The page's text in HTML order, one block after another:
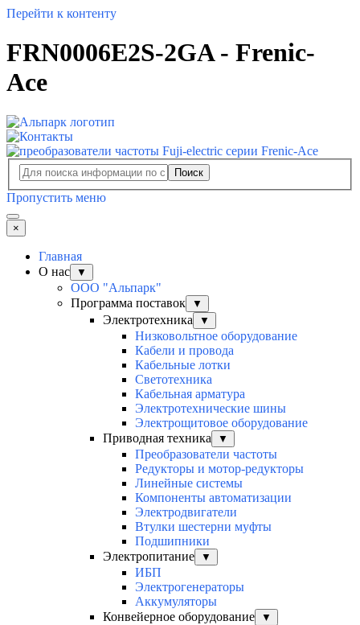
Перейти к контенту
FRN0006E2S-2GA - Frenic-
Ace
Поиск
Пропустить меню
×
Главная
О нас
▼
ООО "Альпарк"
Программа поставок
▼
Электротехника ▼
Низковольтное оборудование
Кабели и провода
Кабельные лотки
Светотехника
Кабельная арматура
Электротехнические шины
Электрощитовое оборудование
Приводная техника
▼
Преобразователи частоты
Редукторы и мотор-редукторы
Линейные системы
Компоненты автоматизации
Электродвигатели
Втулки шестерни муфты
Подшипники
Электропитание
▼
ИБП
Электрогенераторы
Аккумуляторы
Конвейерное оборудование
▼